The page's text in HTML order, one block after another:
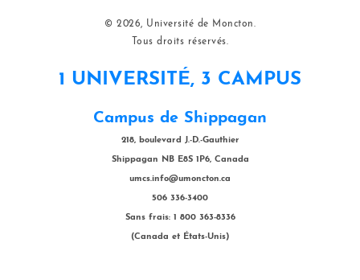
© 2026, Université de Moncton.
Tous droits réservés.
1 UNIVERSITÉ, 3 CAMPUS
Campus de Shippagan
218, boulevard J.-D.-Gauthier
Shippagan NB E8S 1P6, Canada
umcs.info@umoncton.ca
506 336-3400
Sans frais: 1 800 363-8336
(Canada et États-Unis)